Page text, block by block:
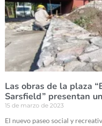
Las obras de la plaza
Sarsfield” presentan
15 de marzo de 2023
El nuevo paseo social y